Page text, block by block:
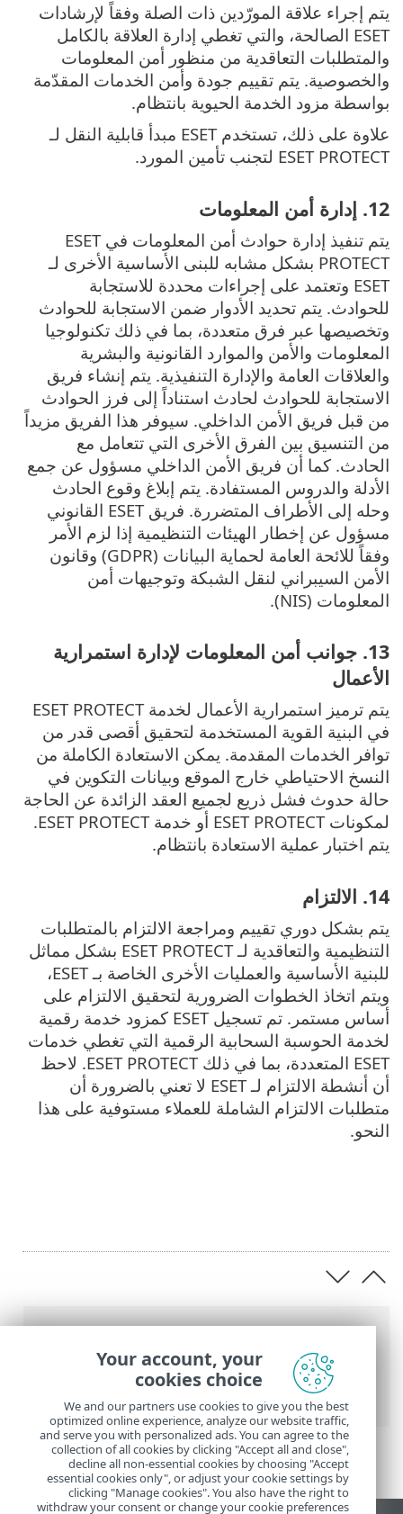
تعليمات ESET عبر الإنترنت >
ESET PROTECT
المستندات القانونية
> الأمان لـ ESET PROTECT
يتم إجراء علاقة المورّدين ذات الصلة وفقاً لإرشادات
ESET الصالحة، والتي تغطي إدارة العلاقة بالكامل
والمتطلبات التعاقدية من منظور أمن المعلومات
والخصوصية. يتم تقييم جودة وأمن الخدمات المقدّمة
بواسطة مزود الخدمة الحيوية بانتظام.
علاوة على ذلك، تستخدم ESET مبدأ قابلية النقل لـ
ESET PROTECT لتجنب تأمين المورد.
12. إدارة أمن المعلومات
يتم تنفيذ إدارة حوادث أمن المعلومات في ESET
PROTECT بشكل مشابه للبنى الأساسية الأخرى لـ
ESET وتعتمد على إجراءات محددة للاستجابة
للحوادث. يتم تحديد الأدوار ضمن الاستجابة للحوادث
وتخصيصها عبر فرق متعددة، بما في ذلك تكنولوجيا
المعلومات والأمن والموارد القانونية والبشرية
والعلاقات العامة والإدارة التنفيذية. يتم إنشاء فريق
الاستجابة للحوادث لحادث استناداً إلى فرز الحوادث
من قبل فريق الأمن الداخلي. سيوفر هذا الفريق مزيداً
من التنسيق بين الفرق الأخرى التي تتعامل مع
الحادث. كما أن فريق الأمن الداخلي مسؤول عن جمع
الأدلة والدروس المستفادة. يتم إبلاغ وقوع الحادث
وحله إلى الأطراف المتضررة. فريق ESET القانوني
مسؤول عن إخطار الهيئات التنظيمية إذا لزم الأمر
وفقاً للائحة العامة لحماية البيانات (GDPR) وقانون
الأمن السيبراني لنقل الشبكة وتوجيهات أمن
المعلومات (NIS).
13. جوانب أمن المعلومات لإدارة استمرارية
الأعمال
يتم ترميز استمرارية الأعمال لخدمة ESET PROTECT
في البنية القوية المستخدمة لتحقيق أقصى قدر من
توافر الخدمات المقدمة. يمكن الاستعادة الكاملة من
النسخ الاحتياطي خارج الموقع وبيانات التكوين في
حالة حدوث فشل ذريع لجميع العقد الزائدة عن الحاجة
لمكونات ESET PROTECT أو خدمة ESET PROTECT.
يتم اختبار عملية الاستعادة بانتظام.
14. الالتزام
يتم بشكل دوري تقييم ومراجعة الالتزام بالمتطلبات
التنظيمية والتعاقدية لـ ESET PROTECT بشكل مماثل
للبنية الأساسية والعمليات الأخرى الخاصة بـ ESET،
ويتم اتخاذ الخطوات الضرورية لتحقيق الالتزام على
أساس مستمر. تم تسجيل ESET كمزود خدمة رقمية
لخدمة الحوسبة السحابية الرقمية التي تغطي خدمات
ESET المتعددة، بما في ذلك ESET PROTECT. لاحظ
أن أنشطة الالتزام لـ ESET لا تعني بالضرورة أن
متطلبات الالتزام الشاملة للعملاء مستوفية على هذا
النحو.
Your account, your
cookies choice
We and our partners use cookies to give you the best
optimized online experience, analyze our website traffic,
and serve you with personalized ads. You can agree to the
collection of all cookies by clicking "Accept all and close",
decline all non-essential cookies by choosing "Accept
essential cookies only", or adjust your cookie settings by
clicking "Manage cookies". You also have the right to
withdraw your consent or change your cookie preferences